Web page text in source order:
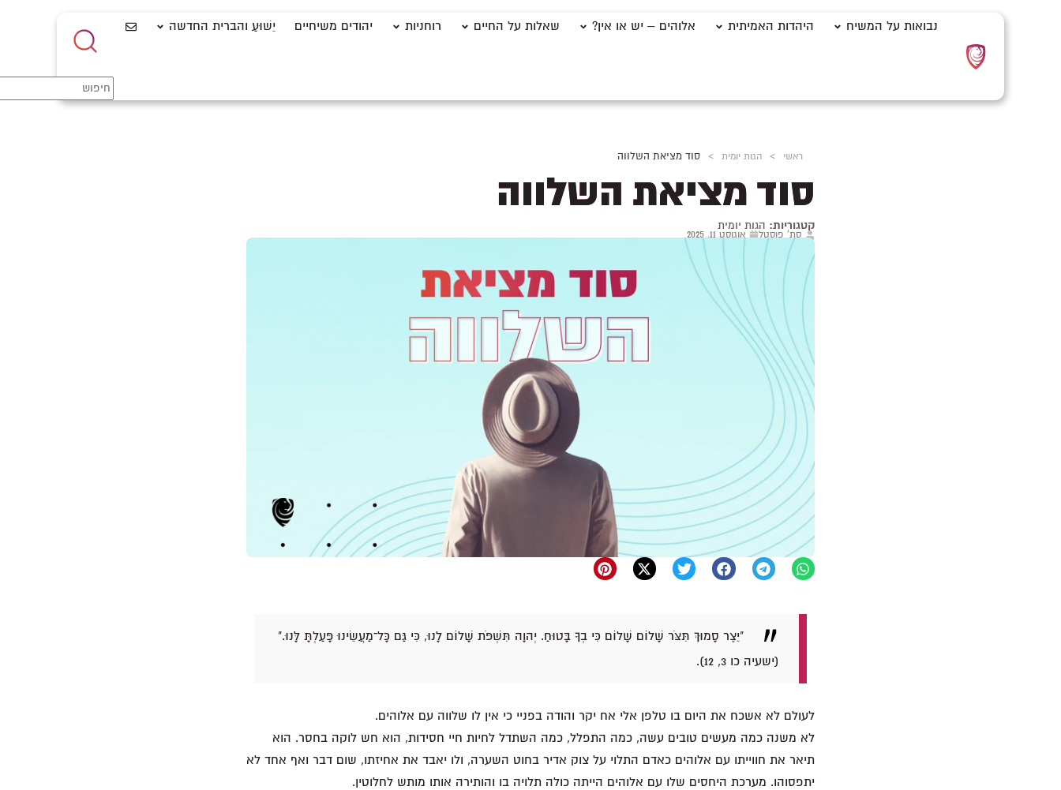
נבואות על המשיח היהדות האמיתית אלוהים – יש או אין? שאלות על החיים רוחניות יהודים משיחיים יֵשׁוּעַ והברית החדשה
ראשי > הגות יומית > סוד מציאת השלווה
סוד מציאת השלווה
קטגוריות: הגות יומית
סת' פוסטל אוגוסט 11, 2025
"יֵצֶר סָמוּךְ תִּצֹּר שָׁלוֹם שָׁלוֹם כִּי בְךָ בָּטוּחַ. יְהוָה תִּשְׁפֹּת שָׁלוֹם לָנוּ, כִּי גַּם כָּל־מַעֲשֵׂינוּ פָּעַלְתָּ לָּנוּ."
(ישעיה כו 3, 12).
לעולם לא אשכח את היום בו טלפן אלי אח יקר והודה בפניי כי אין לו שלווה עם אלוהים.
לא משנה כמה מעשים טובים עשה, כמה התפלל, כמה השתדל לחיות חיי חסידות, הוא חש לוקה בחסר. הוא
תיאר את חווייתו עם אלוהים כאדם התלוי על צוק אדיר בחוט השערה, ולו יאבד את אחיזתו, שום דבר ואף אחד לא
יתפסוהו. מערכת היחסים שלו עם אלוהים הייתה כולה תלויה בו והותירה אותו מותש לחלוטין.